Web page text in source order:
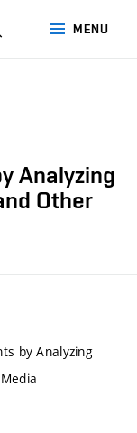
MENU
Analyzing
Other
by Analyzing